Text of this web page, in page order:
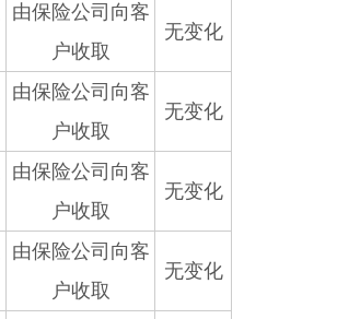
由保险公司向客
户收取
无变化
由保险公司向客
户收取
无变化
由保险公司向客
户收取
无变化
由保险公司向客
户收取
无变化